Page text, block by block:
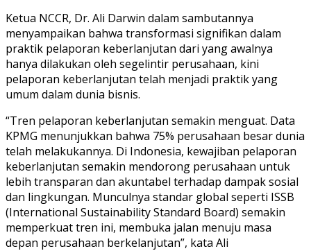
Ketua NCCR, Dr. Ali Darwin dalam sambutannya
menyampaikan bahwa transformasi signifikan dalam
praktik pelaporan keberlanjutan dari yang awalnya
hanya dilakukan oleh segelintir perusahaan, kini
pelaporan keberlanjutan telah menjadi praktik yang
umum dalam dunia bisnis.
“Tren pelaporan keberlanjutan semakin menguat. Data
KPMG menunjukkan bahwa 75% perusahaan besar dunia
telah melakukannya. Di Indonesia, kewajiban pelaporan
keberlanjutan semakin mendorong perusahaan untuk
lebih transparan dan akuntabel terhadap dampak sosial
dan lingkungan. Munculnya standar global seperti ISSB
(International Sustainability Standard Board) semakin
memperkuat tren ini, membuka jalan menuju masa
depan perusahaan berkelanjutan”, kata Ali